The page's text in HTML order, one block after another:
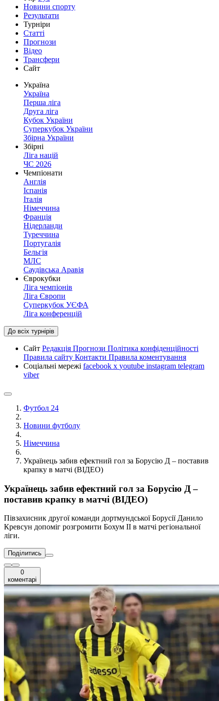
Новини спорту
Результати
Турніри
Статті
Прогнози
Відео
Трансфери
Сайт
Україна
Україна
Перша ліга
Друга ліга
Кубок України
Суперкубок України
Збірна України
Збірні
Ліга націй
ЧС 2026
Чемпіонати
Англія
Іспанія
Італія
Німеччина
Франція
Нідерланди
Туреччина
Португалія
Бельгія
МЛС
Саудівська Аравія
Єврокубки
Ліга чемпіонів
Ліга Європи
Суперкубок УЄФА
Ліга конференцій
До всіх турнірів
Сайт Редакція Прогнози Політика конфіденційності
Правила сайту Контакти Правила коментування
Соціальні мережі facebook x youtube instagram telegram
viber
Футбол 24
Новини футболу
Німеччина
Українець забив ефектний гол за Борусію Д – поставив
крапку в матчі (ВІДЕО)
Українець забив ефектний гол за Борусію Д –
поставив крапку в матчі (ВІДЕО)
Півзахисник другої команди дортмундської Борусії Данило
Кревсун допоміг розгромити Бохум ІІ в матчі регіональної
ліги.
Поділитись
0
коментарі